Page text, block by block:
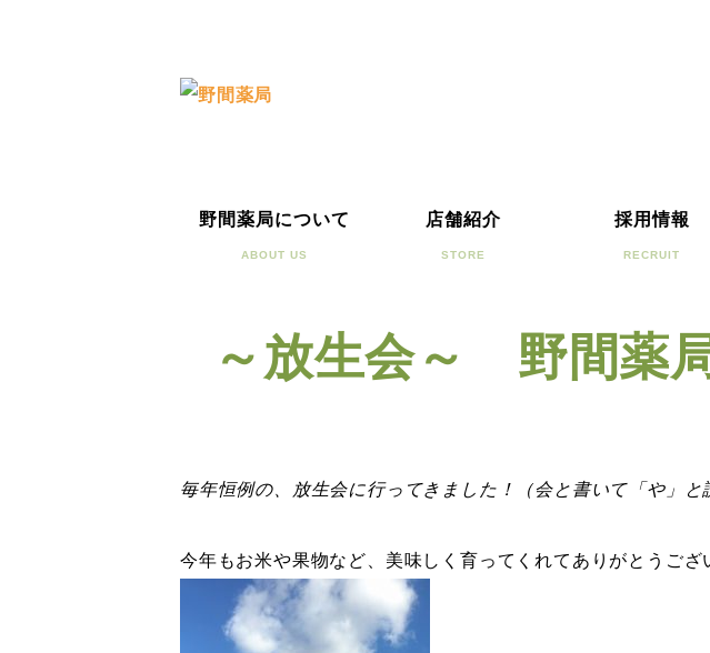
野間薬局について
ABOUT US
店舗紹介
STORE
採用情報
RECRUIT
～放生会～ 野間薬
毎年恒例の、放生会に行ってきました！（会と書いて「や」と
今年もお米や果物など、美味しく育ってくれてありがとうござ